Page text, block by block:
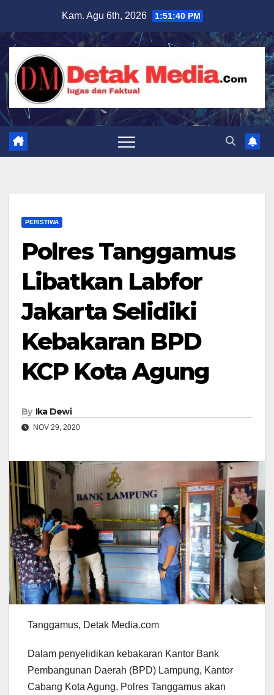
content
Kam. Agu 6th, 2026 1:51:41 PM
PERISTIWA
Polres Tanggamus
Libatkan Labfor
Jakarta Selidiki
Kebakaran BPD
KCP Kota Agung
By Ika Dewi
NOV 29, 2020
Tanggamus, Detak Media.com
Dalam penyelidikan kebakaran Kantor Bank
Pembangunan Daerah (BPD) Lampung, Kantor
Cabang Kota Agung, Polres Tanggamus akan